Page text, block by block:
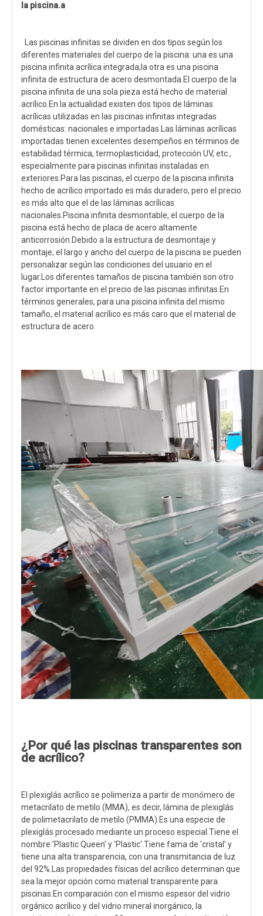
la piscina.a
Las piscinas infinitas se dividen en dos tipos según los
diferentes materiales del cuerpo de la piscina: una es una
piscina infinita acrílica integrada;la otra es una piscina
infinita de estructura de acero desmontada.El cuerpo de la
piscina infinita de una sola pieza está hecho de material
acrílico.En la actualidad existen dos tipos de láminas
acrílicas utilizadas en las piscinas infinitas integradas
domésticas: nacionales e importadas.Las láminas acrílicas
importadas tienen excelentes desempeños en términos de
estabilidad térmica, termoplasticidad, protección UV, etc.,
especialmente para piscinas infinitas instaladas en
exteriores.Para las piscinas, el cuerpo de la piscina infinita
hecho de acrílico importado es más duradero, pero el precio
es más alto que el de las láminas acrílicas
nacionales.Piscina infinita desmontable, el cuerpo de la
piscina está hecho de placa de acero altamente
anticorrosión.Debido a la estructura de desmontaje y
montaje, el largo y ancho del cuerpo de la piscina se pueden
personalizar según las condiciones del usuario en el
lugar.Los diferentes tamaños de piscina también son otro
factor importante en el precio de las piscinas infinitas.En
términos generales, para una piscina infinita del mismo
tamaño, el material acrílico es más caro que el material de
estructura de acero.
¿Por qué las piscinas transparentes son
de acrílico?
El plexiglás acrílico se polimeriza a partir de monómero de
metacrilato de metilo (MMA), es decir, lámina de plexiglás
de polimetacrilato de metilo (PMMA).Es una especie de
plexiglás procesado mediante un proceso especial.Tiene el
nombre 'Plastic Queen' y 'Plastic'.Tiene fama de 'cristal' y
tiene una alta transparencia, con una transmitancia de luz
del 92%.Las propiedades físicas del acrílico determinan que
sea la mejor opción como material transparente para
piscinas.En comparación con el mismo espesor del vidrio
orgánico acrílico y del vidrio mineral inorgánico, la